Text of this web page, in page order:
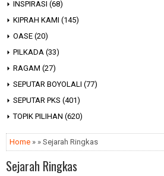
INSPIRASI (68)
KIPRAH KAMI (145)
OASE (20)
PILKADA (33)
RAGAM (27)
SEPUTAR BOYOLALI (77)
SEPUTAR PKS (401)
TOPIK PILIHAN (620)
Home » » Sejarah Ringkas
Sejarah Ringkas